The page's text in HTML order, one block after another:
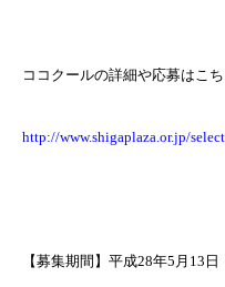
ココクールの詳細や応募はこ
http://www.shigaplaza.or.jp/
【募集期間】平成28年5 月 13 日